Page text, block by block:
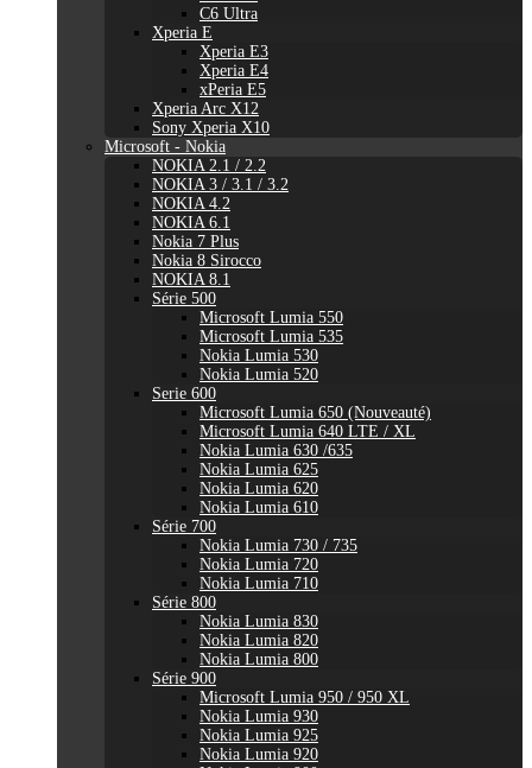
C6 Ultra
Xperia E
Xperia E3
Xperia E4
xPeria E5
Xperia Arc X12
Sony Xperia X10
Microsoft - Nokia
NOKIA 2.1 / 2.2
NOKIA 3 / 3.1 / 3.2
NOKIA 4.2
NOKIA 6.1
Nokia 7 Plus
Nokia 8 Sirocco
NOKIA 8.1
Série 500
Microsoft Lumia 550
Microsoft Lumia 535
Nokia Lumia 530
Nokia Lumia 520
Serie 600
Microsoft Lumia 650 (Nouveauté)
Microsoft Lumia 640 LTE / XL
Nokia Lumia 630 /635
Nokia Lumia 625
Nokia Lumia 620
Nokia Lumia 610
Série 700
Nokia Lumia 730 / 735
Nokia Lumia 720
Nokia Lumia 710
Série 800
Nokia Lumia 830
Nokia Lumia 820
Nokia Lumia 800
Série 900
Microsoft Lumia 950 / 950 XL
Nokia Lumia 930
Nokia Lumia 925
Nokia Lumia 920